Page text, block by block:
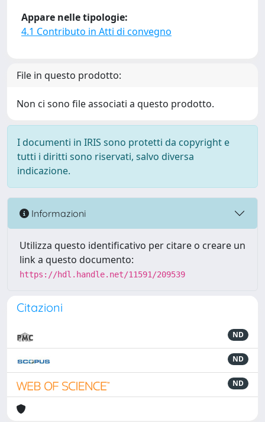
Appare nelle tipologie:
4.1 Contributo in Atti di convegno
File in questo prodotto:
Non ci sono file associati a questo prodotto.
I documenti in IRIS sono protetti da copyright e
tutti i diritti sono riservati, salvo diversa
indicazione.
Informazioni
Utilizza questo identificativo per citare o creare un
link a questo documento:
https://hdl.handle.net/11591/209539
Citazioni
ND
ND
ND